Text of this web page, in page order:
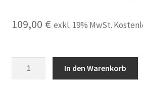
109,00 € exkl. 19% MwSt.
In den Warenkorb